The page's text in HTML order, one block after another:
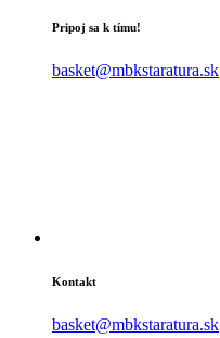
Pripoj sa k tímu!
basket@mbkstaratura.sk
Kontakt
basket@mbkstaratura.sk